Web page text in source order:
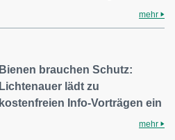
mehr
Bienen brauchen Schutz:
Lichtenauer lädt zu
kostenfreien Info-Vorträgen ein
mehr